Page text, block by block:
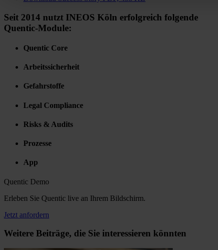
Seit 2014 nutzt INEOS Köln erfolgreich folgende
Quentic-Module:
Quentic Core
Arbeitssicherheit
Gefahrstoffe
Legal Compliance
Risks & Audits
Prozesse
App
Quentic Demo
Erleben Sie Quentic live an Ihrem Bildschirm.
Jetzt anfordern
Weitere Beiträge, die Sie interessieren könnten